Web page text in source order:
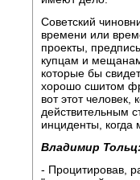
Советский
времени или
проекты,
купцам и
которые бы
хорошо сшитом
вот этот
действительным
инциденты,
Владимир
- Процитировав,